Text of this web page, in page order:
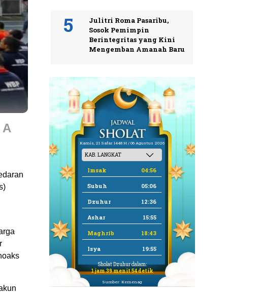
A
Julitri Roma Pasaribu,
Sosok Pemimpin
Berintegritas yang Kini
Mengemban Amanah Baru
Kamis, 21 Safar 1448 H / 06 Agustus 2026
Imsak 04:56
Subuh 05:06
Dzuhur 12:36
Ashar 15:55
Maghrib 18:43
Isya 19:55
Sholat Dzuhur dalam:
1 jam 39 menit 53 detik
Sumber: Kemenag